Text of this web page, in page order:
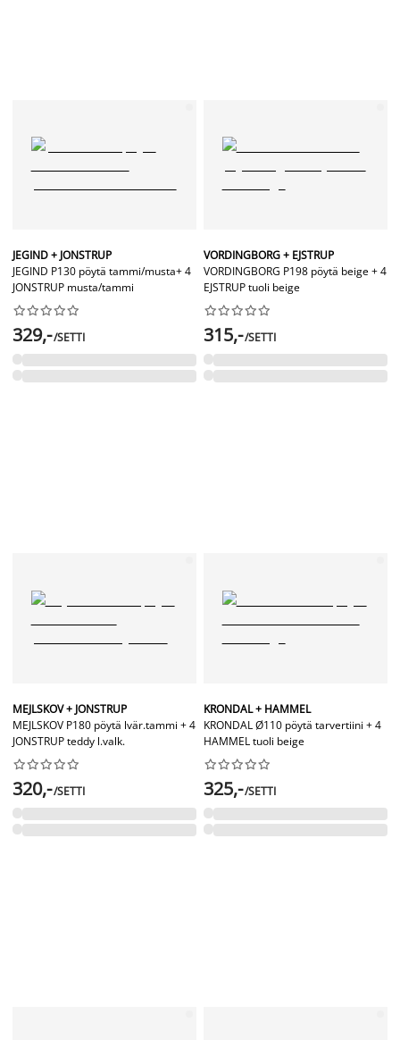
JEGIND + JONSTRUP
JEGIND P130 pöytä tammi/musta+ 4
JONSTRUP musta/tammi






329,-/SETTI
VORDINGBORG + EJSTRUP
VORDINGBORG P198 pöytä beige + 4
EJSTRUP tuoli beige






315,-/SETTI
MEJLSKOV + JONSTRUP
MEJLSKOV P180 pöytä lvär.tammi + 4
JONSTRUP teddy l.valk.






320,-/SETTI
KRONDAL + HAMMEL
KRONDAL Ø110 pöytä tarvertiini + 4
HAMMEL tuoli beige






325,-/SETTI